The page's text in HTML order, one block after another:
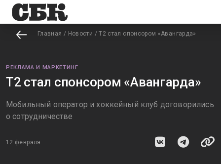
Главная / Новости / Т2 стал спонсором «Авангарда»
РЕКЛАМА И МАРКЕТИНГ
Т2 стал спонсором «Авангарда»
Мобильный оператор и хоккейный клуб договорились
о сотрудничестве
12 февраля